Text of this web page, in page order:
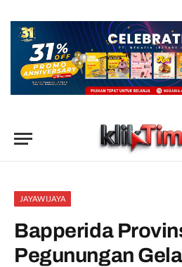
JAYAWIJAYA
Bapperida
Pegunungan